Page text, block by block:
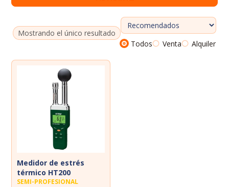
Dosímetros de ruido
Sonómetros
Calibradores
Vibrómetros
Mostrando el único resultado
Todos
Venta Alquiler
Medidor de estrés
térmico HT200
SEMI-PROFESIONAL